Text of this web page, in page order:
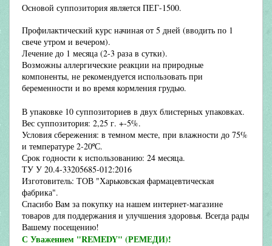
Основой суппозитория является ПЕГ-1500.
Профилактический курс начиная от 5 дней (вводить по 1
свече утром и вечером).
Лечение до 1 месяца (2-3 раза в сутки).
Возможны аллергические реакции на природные
компоненты, не рекомендуется использовать при
беременности и во время кормления грудью.
В упаковке 10 суппозиториев в двух блистерных упаковках.
Вес суппозитория: 2,25 г. +-5%.
Условия сбережения: в темном месте, при влажности до 75%
и температуре 2-20ºС.
Срок годности к использованию: 24 месяца.
ТУ У 20.4-33205685-012:2016
Изготовитель: ТОВ "Харьковская фармацевтическая
фабрика".
Спасибо Вам за покупку на нашем интернет-магазине
товаров для поддержания и улучшения здоровья. Всегда рады
Вашему посещению!
С Уважением "REMEDY" (РЕМЕДИ)!